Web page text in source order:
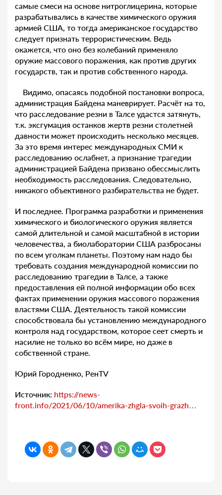
самые смеси на основе нитроглицерина, которые
разрабатывались в качестве химического оружия
армией США, то тогда американское государство
следует признать террористическим. Ведь
окажется, что оно без колебаний применяло
оружие массового поражения, как против других
государств, так и против собственного народа.
Видимо, опасаясь подобной постановки вопроса,
администрация Байдена маневрирует. Расчёт на то,
что расследование резни в Талсе удастся затянуть,
т.к. эксгумация останков жертв резни столетней
давности может происходить несколько месяцев.
За это время интерес международных СМИ к
расследованию ослабнет, а признание трагедии
администрацией Байдена призвано обессмыслить
необходимость расследования. Следовательно,
никакого объективного разбирательства не будет.
И последнее. Программа разработки и применения
химического и биологического оружия является
самой длительной и самой масштабной в истории
человечества, а биолаборатории США разбросаны
по всем уголкам планеты. Поэтому нам надо бы
требовать создания международной комиссии по
расследованию трагедии в Талсе, а также
предоставления ей полной информации обо всех
фактах применении оружия массового поражения
властями США. Деятельность такой комиссии
способствовала бы установлению международного
контроля над государством, которое сеет смерть и
насилие не только во всём мире, но даже в
собственной стране.
Юрий Городненко, РенTV
Источник: https://news-
front.info/2021/06/10/amerika-zhgla-svoih-grazh…